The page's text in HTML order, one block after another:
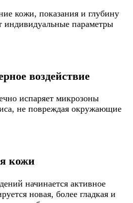
кожи, показания и глубину
индивидуальные параметры
воздействие
испаряет микрозоны
не повреждая окружающие
кожи
начинается активное
новая, более гладкая и